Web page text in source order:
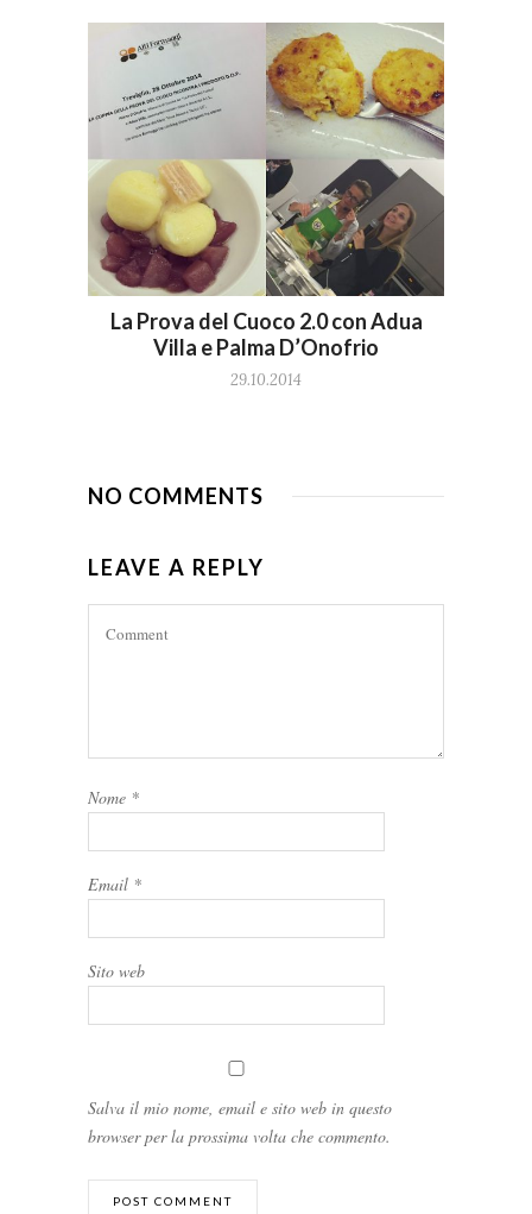
La Prova del Cuoco 2.0 con Adua
Villa e Palma D’Onofrio
29.10.2014
NO COMMENTS
LEAVE A REPLY
Nome *
Email *
Sito web
Salva il mio nome, email e sito web in questo
browser per la prossima volta che commento.